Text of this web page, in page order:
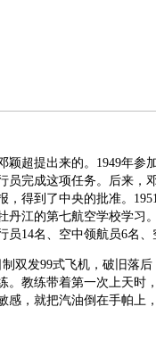
颖超提出来的。1949年参
员完成这项任务。后来，
，得到了中央的批准。
丹江的第七航空学校学习
14名、空中领航员6名、
双发99式飞机，破旧落
。教练带着第一次上天时
感，就把汽油倒在手帕上